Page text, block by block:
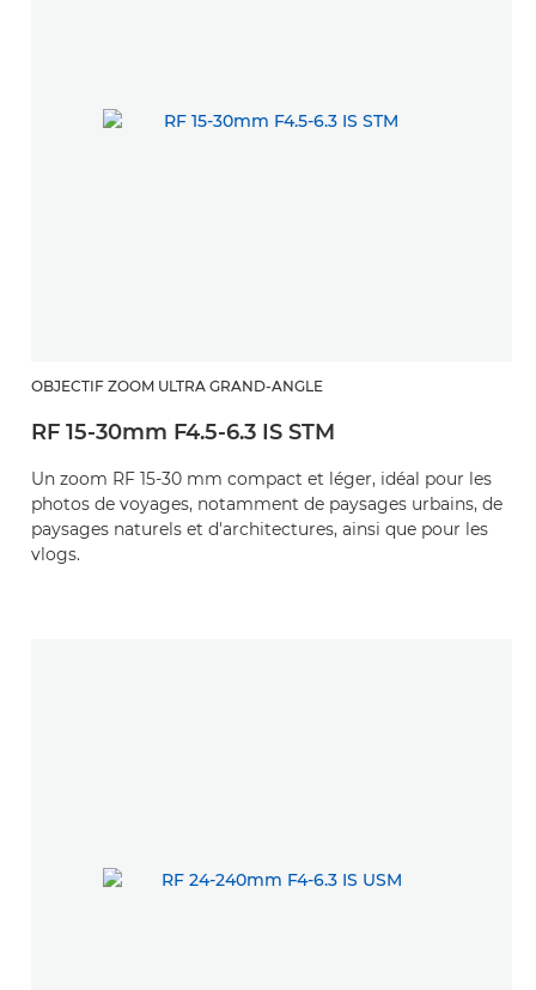
OBJECTIF ZOOM ULTRA GRAND-ANGLE
RF 15-30mm F4.5-6.3 IS STM
Un zoom RF 15-30 mm compact et léger, idéal pour les
photos de voyages, notamment de paysages urbains, de
paysages naturels et d'architectures, ainsi que pour les
vlogs.